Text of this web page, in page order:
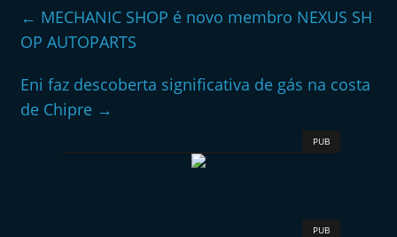
← MECHANIC SHOP é novo membro NEXUS SH
OP AUTOPARTS
Eni faz descoberta significativa de gás na costa
de Chipre →
PUB
PUB